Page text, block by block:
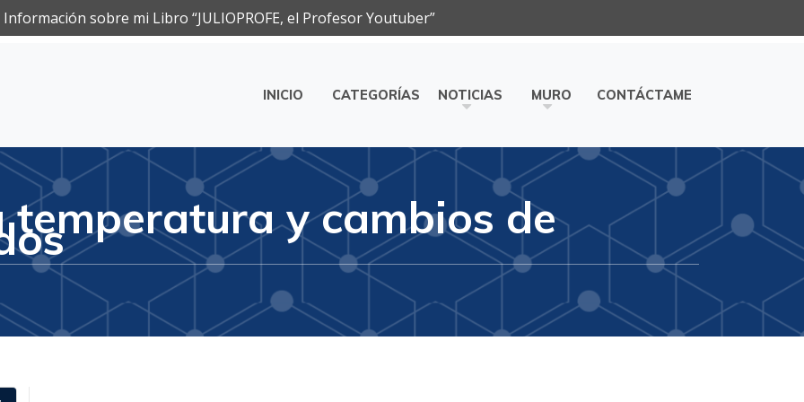
Información sobre mi Libro “JULIOPROFE, el Profesor Youtuber”
INICIO CATEGORÍAS NOTICIAS MURO CONTÁCTAME
y cambios de